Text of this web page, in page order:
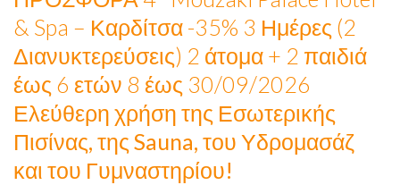
& Spa – Καρδίτσα -35% 3 Ημέρες (2
Διανυκτερεύσεις) 2 άτομα + 2 παιδιά
έως 6 ετών 8 έως 30/09/2026
Ελεύθερη χρήση της Εσωτερικής
Πισίνας, της Sauna, του Υδρομασάζ
και του Γυμναστηρίου!